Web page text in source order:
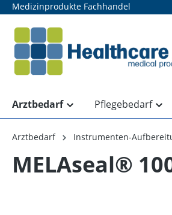
Zur Hauptnavigation springen
Medizinprodukte Fachhandel
Arztbedarf Pflegebedarf
Arztbedarf Instrumenten-
MELAseal®